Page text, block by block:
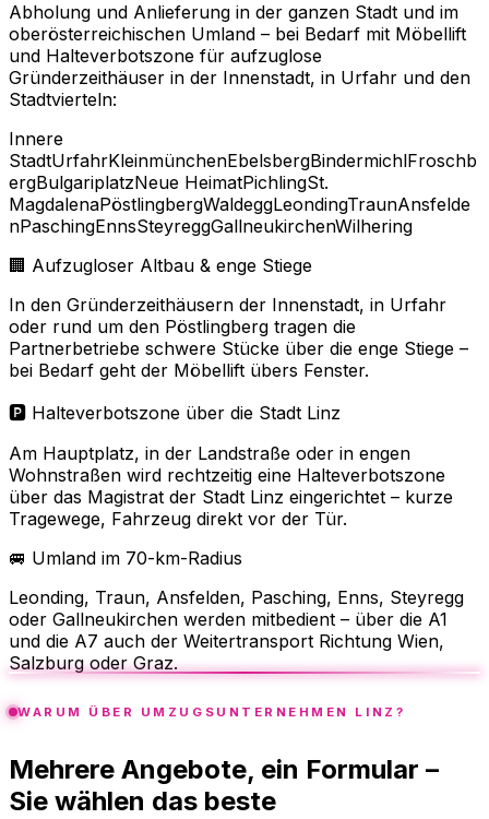
Abholung und Anlieferung in der ganzen Stadt und im
oberösterreichischen Umland – bei Bedarf mit Möbellift
und Halteverbotszone für aufzuglose
Gründerzeithäuser in der Innenstadt, in Urfahr und den
Stadtvierteln:
Innere
StadtUrfahrKleinmünchenEbelsbergBindermichlFroschb
ergBulgariplatzNeue HeimatPichlingSt.
MagdalenaPöstlingbergWaldeggLeondingTraunAnsfelde
nPaschingEnnsSteyreggGallneukirchenWilhering
🏢 Aufzugloser Altbau & enge Stiege
In den Gründerzeithäusern der Innenstadt, in Urfahr
oder rund um den Pöstlingberg tragen die
Partnerbetriebe schwere Stücke über die enge Stiege –
bei Bedarf geht der Möbellift übers Fenster.
🅿️ Halteverbotszone über die Stadt Linz
Am Hauptplatz, in der Landstraße oder in engen
Wohnstraßen wird rechtzeitig eine Halteverbotszone
über das Magistrat der Stadt Linz eingerichtet – kurze
Tragewege, Fahrzeug direkt vor der Tür.
🚐 Umland im 70-km-Radius
Leonding, Traun, Ansfelden, Pasching, Enns, Steyregg
oder Gallneukirchen werden mitbedient – über die A1
und die A7 auch der Weitertransport Richtung Wien,
Salzburg oder Graz.
WARUM ÜBER UMZUGSUNTERNEHMEN LINZ?
Mehrere Angebote, ein Formular –
Sie wählen das beste